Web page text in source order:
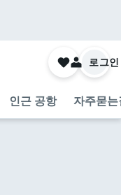
인근 공항 자주묻
로그인